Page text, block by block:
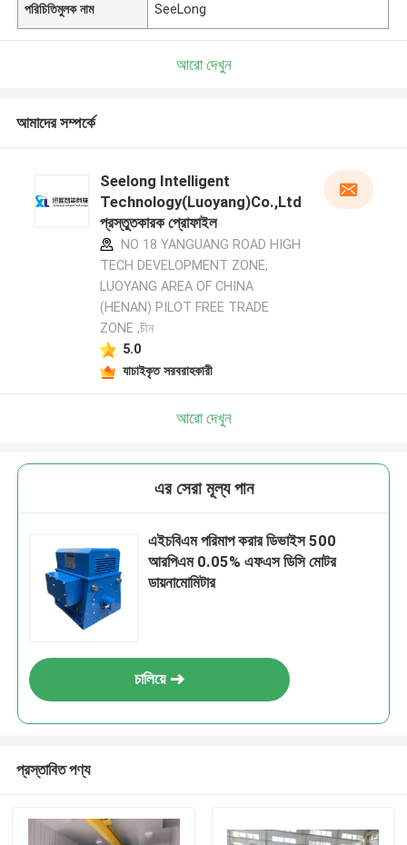
পরিচিতিমুলক নাম SeeLong
আরো দেখুন
আমাদের সম্পর্কে
Seelong Intelligent
Technology(Luoyang)Co.,Ltd
প্রস্তুতকারক প্রোফাইল
NO 18 YANGUANG ROAD HIGH
TECH DEVELOPMENT ZONE,
LUOYANG AREA OF CHINA
(HENAN) PILOT FREE TRADE
ZONE ,চীন
5.0
যাচাইকৃত সরবরাহকারী
আরো দেখুন
এর সেরা মূল্য পান
এইচবিএম পরিমাপ করার ডিভাইস 500
আরপিএম 0.05% এফএস ডিসি মোটর
ডায়নামোমিটার
চালিয়ে
প্রস্তাবিত পণ্য